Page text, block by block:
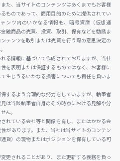
た、当サイトのコンテンツはあくまでもお客様
ものであって、商用目的のために提供されてい
ンツ内のいかなる情報も、暗号資産（仮想通
融商品の売買、投資、取引、保有などを勧誘ま
テンツを取引または売買を行う際の意思決定の
る情報に基づいて作成されておりますが、当社
を表明または保証するものではなく、お客様に
生じうるいかなる損害についても責任を負いま
するよう合理的な努力をしていますが、執筆者
は当該執筆者自身のその時点における見解や分
ん。
れている会社等と関係を有し、またはかかる会
があります。また、当社は当サイトのコンテン
貨）の現物またはポジションを保有している可
更されることがあり、また更新する義務を負っ